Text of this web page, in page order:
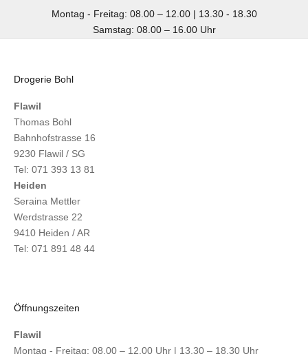
Montag - Freitag: 08.00 – 12.00 | 13.30 - 18.30
Samstag: 08.00 – 16.00 Uhr
Drogerie Bohl
Flawil
Thomas Bohl
Bahnhofstrasse 16
9230 Flawil / SG
Tel: 071 393 13 81
Heiden
Seraina Mettler
Werdstrasse 22
9410 Heiden / AR
Tel: 071 891 48 44
Öffnungszeiten
Flawil
Montag - Freitag: 08.00 – 12.00 Uhr | 13.30 – 18.30 Uhr